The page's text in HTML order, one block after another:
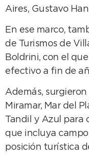
Aires, Gustavo
En ese marco,
de Turismos de
Boldrini, con el
efectivo a fin de
Además,
Miramar, Mar del
Tandil y Azul para
que incluya
posición turística